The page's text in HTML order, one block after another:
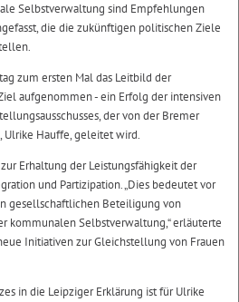
Selbstverwaltung sind Empfehlungen
die die zukünftigen politischen Ziele
zum ersten Mal das Leitbild der
aufgenommen - ein Erfolg der intensiven
der von der Bremer
Ulrike Hauffe, geleitet wird.
Erhaltung der Leistungsfähigkeit der
und Partizipation. „Dies bedeutet vor
gesellschaftlichen Beteiligung von
kommunalen Selbstverwaltung,“ erläuterte
Initiativen zur Gleichstellung von Frauen
in die Leipziger Erklärung ist für Ulrike